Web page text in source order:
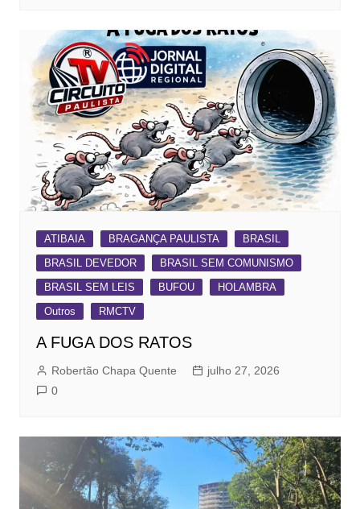
ATIBAIA BRAGANÇA PAULISTA
BRASIL
BRASIL DEVEDOR
BRASIL SEM COMUNISMO
BRASIL SEM LEIS
BUFOU
HOLAMBRA
Outros
RMCTV
A FUGA DOS RATOS
Robertão Chapa Quente
julho 27, 2026
0